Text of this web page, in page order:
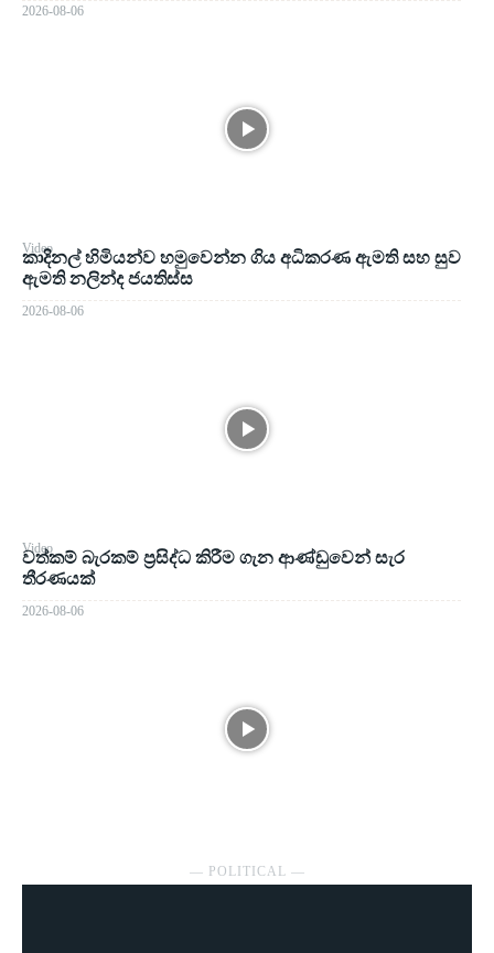
2026-08-06
Video
කාදිනල් හිමියන්ව හමුවෙන්න ගිය අධිකරණ ඇමති සහ සුව
ඇමති නලින්ද ජයතිස්ස
2026-08-06
Video
වත්කම් බැරකම් ප්‍රසිද්ධ කිරීම ගැන ආණ්ඩුවෙන් සැර
තීරණයක්
2026-08-06
― POLITICAL ―